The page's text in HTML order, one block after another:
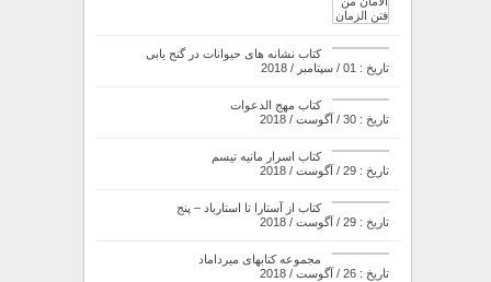
کتاب نشانه های حیوانات در گنج یابی
تاریخ : 01 / سپتامبر / 2018
کتاب مهج الدعوات
تاریخ : 30 / آگوست / 2018
کتاب اسرار مانیه تیسم
تاریخ : 29 / آگوست / 2018
کتاب از آستارا تا استارباد – پنج
تاریخ : 29 / آگوست / 2018
مجموعه کتابهای میرداماد
تاریخ : 26 / آگوست / 2018